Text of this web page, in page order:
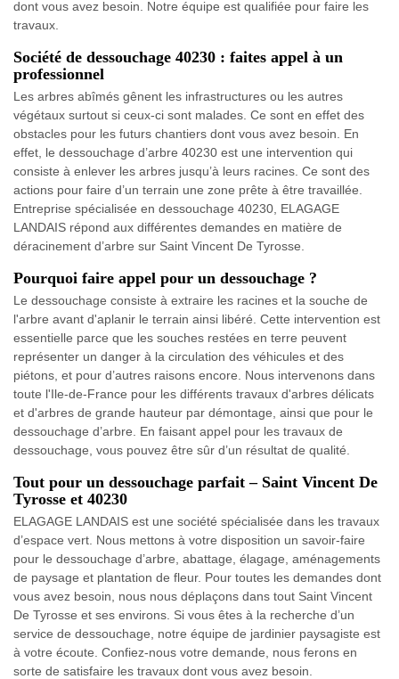
dont vous avez besoin. Notre équipe est qualifiée pour faire les
travaux.
Société de dessouchage 40230 : faites appel à un
professionnel
Les arbres abîmés gênent les infrastructures ou les autres
végétaux surtout si ceux-ci sont malades. Ce sont en effet des
obstacles pour les futurs chantiers dont vous avez besoin. En
effet, le dessouchage d’arbre 40230 est une intervention qui
consiste à enlever les arbres jusqu’à leurs racines. Ce sont des
actions pour faire d’un terrain une zone prête à être travaillée.
Entreprise spécialisée en dessouchage 40230, ELAGAGE
LANDAIS répond aux différentes demandes en matière de
déracinement d’arbre sur Saint Vincent De Tyrosse.
Pourquoi faire appel pour un dessouchage ?
Le dessouchage consiste à extraire les racines et la souche de
l'arbre avant d'aplanir le terrain ainsi libéré. Cette intervention est
essentielle parce que les souches restées en terre peuvent
représenter un danger à la circulation des véhicules et des
piétons, et pour d’autres raisons encore. Nous intervenons dans
toute l'Ile-de-France pour les différents travaux d'arbres délicats
et d'arbres de grande hauteur par démontage, ainsi que pour le
dessouchage d’arbre. En faisant appel pour les travaux de
dessouchage, vous pouvez être sûr d’un résultat de qualité.
Tout pour un dessouchage parfait – Saint Vincent De
Tyrosse et 40230
ELAGAGE LANDAIS est une société spécialisée dans les travaux
d’espace vert. Nous mettons à votre disposition un savoir-faire
pour le dessouchage d’arbre, abattage, élagage, aménagements
de paysage et plantation de fleur. Pour toutes les demandes dont
vous avez besoin, nous nous déplaçons dans tout Saint Vincent
De Tyrosse et ses environs. Si vous êtes à la recherche d’un
service de dessouchage, notre équipe de jardinier paysagiste est
à votre écoute. Confiez-nous votre demande, nous ferons en
sorte de satisfaire les travaux dont vous avez besoin.